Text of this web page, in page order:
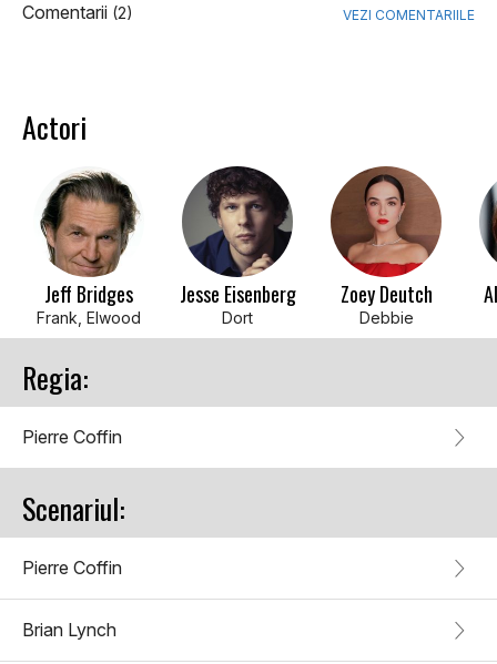
Comentarii (2) VEZI COMENTARIILE
Actori
Jeff Bridges
Frank, Elwood
Jesse Eisenberg
Dort
Zoey Deutch
Debbie
Regia:
Pierre Coffin
Scenariul:
Pierre Coffin
Brian Lynch